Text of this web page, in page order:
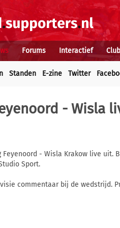
Forums Interactief Club
Standen E-zine Twitter
- Wisla
Feyenoord - Wisla Krakow live uit.
Sport.
commentaar bij de wedstrijd.